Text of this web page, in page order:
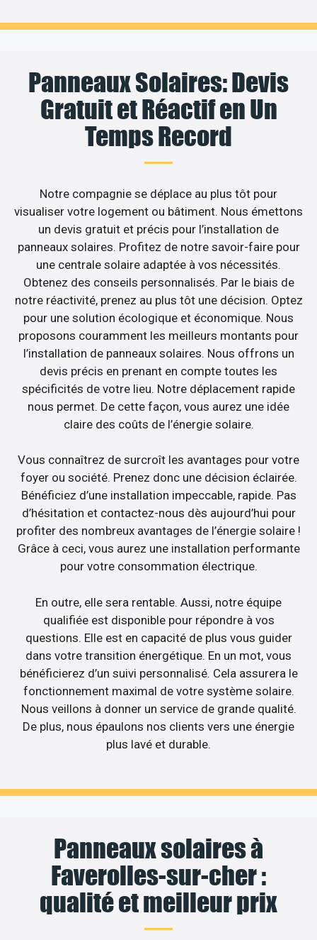
Panneaux Solaires: Devis
Gratuit et Réactif en Un
Temps Record
Notre compagnie se déplace au plus tôt pour
visualiser votre logement ou bâtiment. Nous émettons
un devis gratuit et précis pour l’installation de
panneaux solaires. Profitez de notre savoir-faire pour
une centrale solaire adaptée à vos nécessités.
Obtenez des conseils personnalisés. Par le biais de
notre réactivité, prenez au plus tôt une décision. Optez
pour une solution écologique et économique. Nous
proposons couramment les meilleurs montants pour
l’installation de panneaux solaires. Nous offrons un
devis précis en prenant en compte toutes les
spécificités de votre lieu. Notre déplacement rapide
nous permet. De cette façon, vous aurez une idée
claire des coûts de l’énergie solaire.
Vous connaîtrez de surcroît les avantages pour votre
foyer ou société. Prenez donc une décision éclairée.
Bénéficiez d’une installation impeccable, rapide. Pas
d’hésitation et contactez-nous dès aujourd’hui pour
profiter des nombreux avantages de l’énergie solaire !
Grâce à ceci, vous aurez une installation performante
pour votre consommation électrique.
En outre, elle sera rentable. Aussi, notre équipe
qualifiée est disponible pour répondre à vos
questions. Elle est en capacité de plus vous guider
dans votre transition énergétique. En un mot, vous
bénéficierez d’un suivi personnalisé. Cela assurera le
fonctionnement maximal de votre système solaire.
Nous veillons à donner un service de grande qualité.
De plus, nous épaulons nos clients vers une énergie
plus lavé et durable.
Panneaux solaires à
Faverolles-sur-cher :
qualité et meilleur prix